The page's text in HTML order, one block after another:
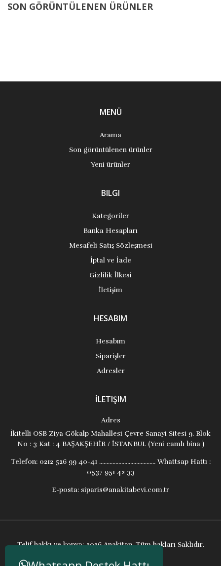
SON GÖRÜNTÜLENEN ÜRÜNLER
MENÜ
Arama
Son görüntülenen ürünler
Yeni ürünler
BILGI
Kategoriler
Banka Hesapları
Mesafeli Satış Sözleşmesi
İptal ve İade
Gizlilik İlkesi
İletişim
HESABIM
Hesabım
Siparişler
Adresler
İLETIŞIM
Adres
İkitelli OSB Ziya Gökalp Mahallesi Çevre Sanayi Sitesi 9. Blok
No : 3 Kat : 4 BAŞAKŞEHİR / İSTANBUL (Yeni camlı bina )
Telefon:0212 526 99 40-41 ...................................... Whattsap Hattı :
0537 951 42 33
E-posta: siparis@anakitabevi.com.tr
Telif hakkı ve kopya; 2026 Anakitap. Tüm hakları Saklıdır.